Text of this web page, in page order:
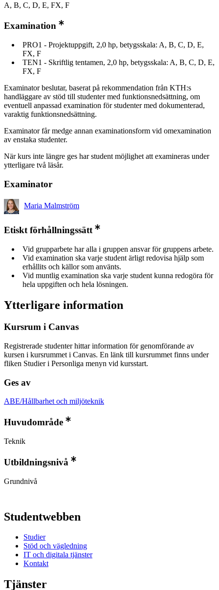
A, B, C, D, E, FX, F
Examination
PRO1 - Projektuppgift, 2,0 hp, betygsskala: A, B, C, D, E,
FX, F
TEN1 - Skriftlig tentamen, 2,0 hp, betygsskala: A, B, C, D, E,
FX, F
Examinator beslutar, baserat på rekommendation från KTH:s
handläggare av stöd till studenter med funktionsnedsättning, om
eventuell anpassad examination för studenter med dokumenterad,
varaktig funktionsnedsättning.
Examinator får medge annan examinationsform vid omexamination
av enstaka studenter.
När kurs inte längre ges har student möjlighet att examineras under
ytterligare två läsår.
Examinator
Maria Malmström
Etiskt förhållningssätt
Vid grupparbete har alla i gruppen ansvar för gruppens arbete.
Vid examination ska varje student ärligt redovisa hjälp som
erhållits och källor som använts.
Vid muntlig examination ska varje student kunna redogöra för
hela uppgiften och hela lösningen.
Ytterligare information
Kursrum i Canvas
Registrerade studenter hittar information för genomförande av
kursen i kursrummet i Canvas. En länk till kursrummet finns under
fliken Studier i Personliga menyn vid kursstart.
Ges av
ABE/Hållbarhet och miljöteknik
Huvudområde
Teknik
Utbildningsnivå
Grundnivå
Studentwebben
Studier
Stöd och vägledning
IT och digitala tjänster
Kontakt
Tjänster